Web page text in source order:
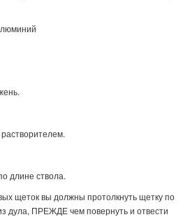
длине ствола.
щеток вы должны протолкнуть щетку по
дула, ПРЕЖДЕ чем повернуть и отвести